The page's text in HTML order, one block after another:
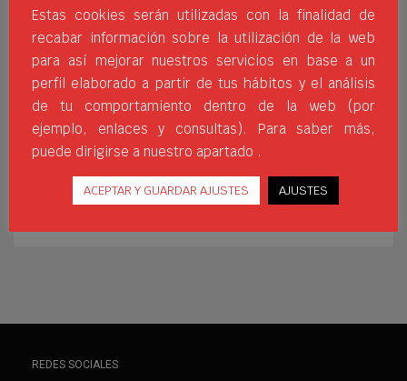
sector promocional. Los
clientes que quieren crear un campaña
valoran enormemente el tema de la
personalización pues es la forma en la que
pueden dejar marca, bien a través de un
mensaje concreto o con su propia marca.
Las nuevas tecnologías aplicadas al
mundo de
IMPRESIÓN PERSONALIZACIÓN SERIGRAFÍA TRANSFER
REDES SOCIALES
Estas cookies serán utilizadas con la finalidad de
recabar información sobre la utilización de la web
para así mejorar nuestros servicios en base a un
perfil elaborado a partir de tus hábitos y el análisis
de tu comportamiento dentro de la web (por
ejemplo, enlaces y consultas). Para saber más,
puede dirigirse a nuestro apartado .
ACEPTAR Y GUARDAR AJUSTES AJUSTES